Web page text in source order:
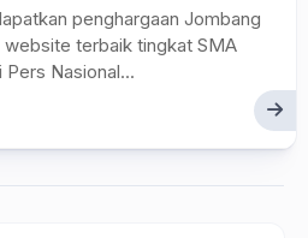
penghargaan Jombang
terbaik tingkat SMA
Nasional...